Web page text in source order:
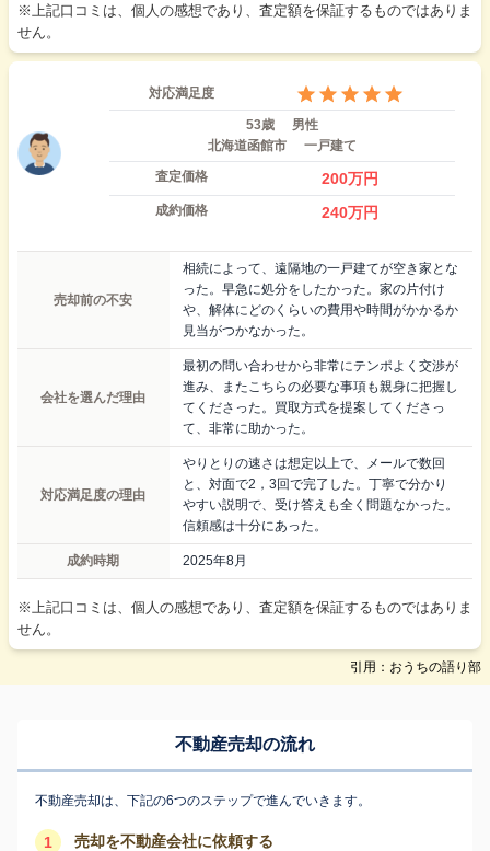
※上記口コミは、個人の感想であり、査定額を保証するものではありま
せん。
対応満足度
53歳
男性
北海道函館市
一戸建て
査定価格
200万円
成約価格 240万円
売却前の不安
相続によって、遠隔地の一戸建てが空き家とな
った。早急に処分をしたかった。家の片付け
や、解体にどのくらいの費用や時間がかかるか
見当がつかなかった。
会社を選んだ理由
最初の問い合わせから非常にテンポよく交渉が
進み、またこちらの必要な事項も親身に把握し
てくださった。買取方式を提案してくださっ
て、非常に助かった。
対応満足度の理由
やりとりの速さは想定以上で、メールで数回
と、対面で2，3回で完了した。丁寧で分かり
やすい説明で、受け答えも全く問題なかった。
信頼感は十分にあった。
成約時期 2025年8月
※上記口コミは、個人の感想であり、査定額を保証するものではありま
せん。
引用：おうちの語り部
不動産売却の流れ
不動産売却は、下記の6つのステップで進んでいきます。
1 売却を不動産会社に依頼する